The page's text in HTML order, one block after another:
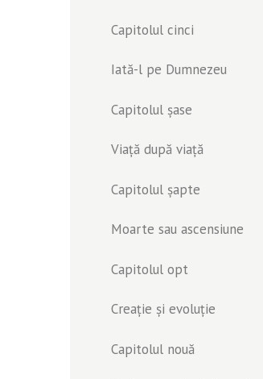
Capitolul cinci
Iată-l pe Dumnezeu
Capitolul șase
Viață după viață
Capitolul șapte
Moarte sau ascensiune
Capitolul opt
Creație și evoluție
Capitolul nouă